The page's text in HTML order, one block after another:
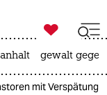

taz zahl ich
gewalt
mit Verspätung